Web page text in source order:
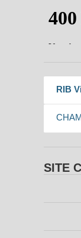
RIB
SITE